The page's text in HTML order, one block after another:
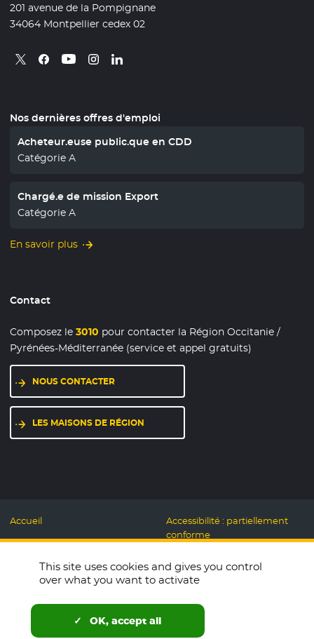
201 avenue de la Pompignane
34064 Montpellier cedex 02
Retrouvez nous sur X
- Nouvelle fenêtre
Retrouvez nous sur Facebook
- Nouvelle fenêtre
Retrouvez nous sur Youtube
- Nouvelle fenêtre
Retrouvez nous sur Instagram
- Nouvelle fenêtre
Retrouvez nous sur Linkedin
- Nouvelle fenêtre
Nos dernières offres d'emploi
Acheteur.euse public.que en CDD
Catégorie A
Chargé.e de mission Export
Catégorie A
En savoir plus
Contact
Composez le3010 pour contacter la Région Occitanie /
Pyrénées-Méditerranée (service et appel gratuits)
NOUS CONTACTER
LES MAISONS DE RÉGION
Accueil
Mentions légales
Données personnelles et
Cookies
Espace presse
Télécharger le logo
Accessibilité : partiellement
conforme
Responsable
This site uses cookies and gives you control
over what you want to activate
OK, accept all